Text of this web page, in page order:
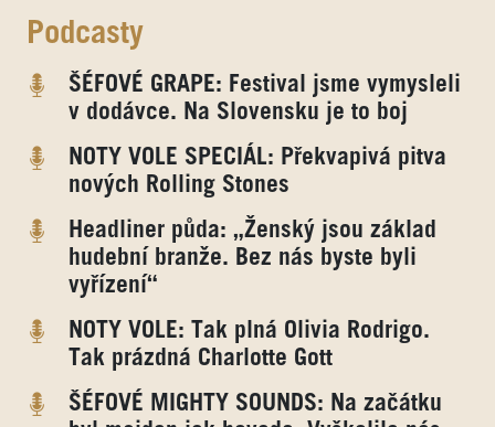
Podcasty
ŠÉFOVÉ GRAPE: Festival jsme vymysleli
v dodávce. Na Slovensku je to boj
NOTY VOLE SPECIÁL: Překvapivá pitva
nových Rolling Stones
Headliner půda: „Ženský jsou základ
hudební branže. Bez nás byste byli
vyřízení“
NOTY VOLE: Tak plná Olivia Rodrigo.
Tak prázdná Charlotte Gott
ŠÉFOVÉ MIGHTY SOUNDS: Na začátku